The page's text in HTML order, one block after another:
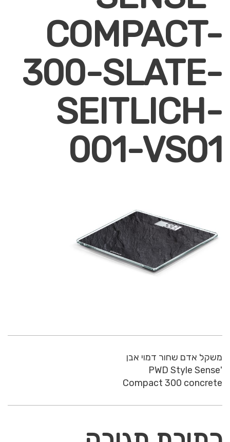
COMPACT-
300-SLATE-
SEITLICH-
001-VS01
משקל אדם שחור דמוי אבן
'PWD Style Sense
Compact 300 concrete